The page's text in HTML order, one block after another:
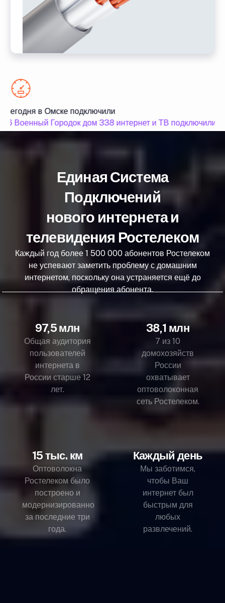
Сегодня в Омске подключили
16 Военный Городок дом 338 интернет и ТВ подключили
Единая Система
Подключений
нового интернета и
телевидения Ростелеком
Каждый год более 1 500 000 абонентов Ростелеком
не успевают заметить проблему с домашним
интернетом, поскольку она устраняется ещё до
обращения абонента.
97,5 млн
Общая аудитория
пользователей
интернета в
России старше 12
лет.
38,1 млн
7 из 10
домохозяйств
России
охватывает
оптоволоконная
сеть Ростелеком.
15 тыс. км
Оптоволокна
Ростелеком было
построено и
модернизированно
за последние три
года.
Каждый день
Мы заботимся,
чтобы Ваш
интернет был
быстрым для
любых
развлечений.